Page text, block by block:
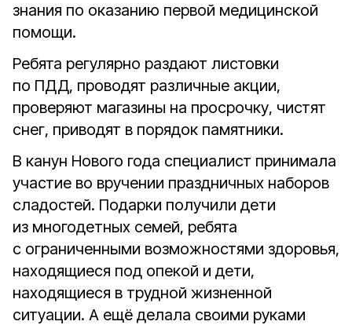
знания по оказанию первой медицинской
помощи.
Ребята регулярно раздают листовки
по ПДД, проводят различные акции,
проверяют магазины на просрочку, чистят
снег, приводят в порядок памятники.
В канун Нового года специалист принимала
участие во вручении праздничных наборов
сладостей. Подарки получили дети
из многодетных семей, ребята
с ограниченными возможностями здоровья,
находящиеся под опекой и дети,
находящиеся в трудной жизненной
ситуации. А ещё делала своими руками